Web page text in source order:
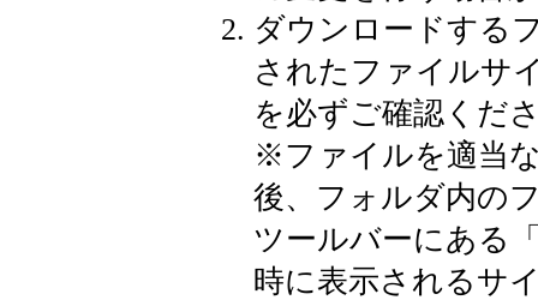
ダウンロードする
されたファイルサ
を必ずご確認くだ
※ファイルを適当
後、フォルダ内の
ツールバーにある
時に表示されるサ